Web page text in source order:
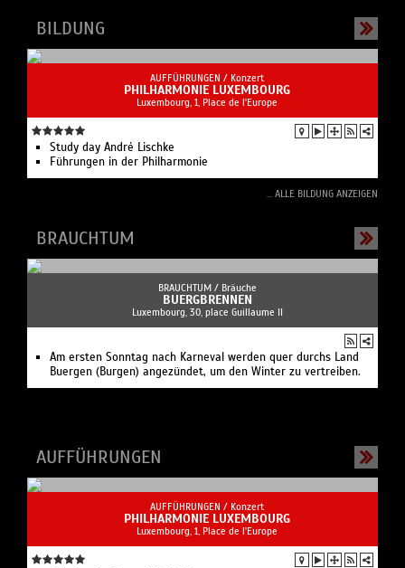
BILDUNG
AUFFÜHRUNGEN / Konzert
PHILHARMONIE LUXEMBOURG
Luxembourg, 1, Place de l'Europe
Study day André Lischke
Führungen in der Philharmonie
... ALLE BILDUNG ANZEIGEN
BRAUCHTUM
BRAUCHTUM / Bräuche
BUERGBRENNEN
Luxembourg, 30, place Guillaume II
Am ersten Sonntag nach Karneval werden quer durchs Land
Buergen (Burgen) angezündet, um den Winter zu vertreiben.
AUFFÜHRUNGEN
AUFFÜHRUNGEN / Konzert
PHILHARMONIE LUXEMBOURG
Luxembourg, 1, Place de l'Europe